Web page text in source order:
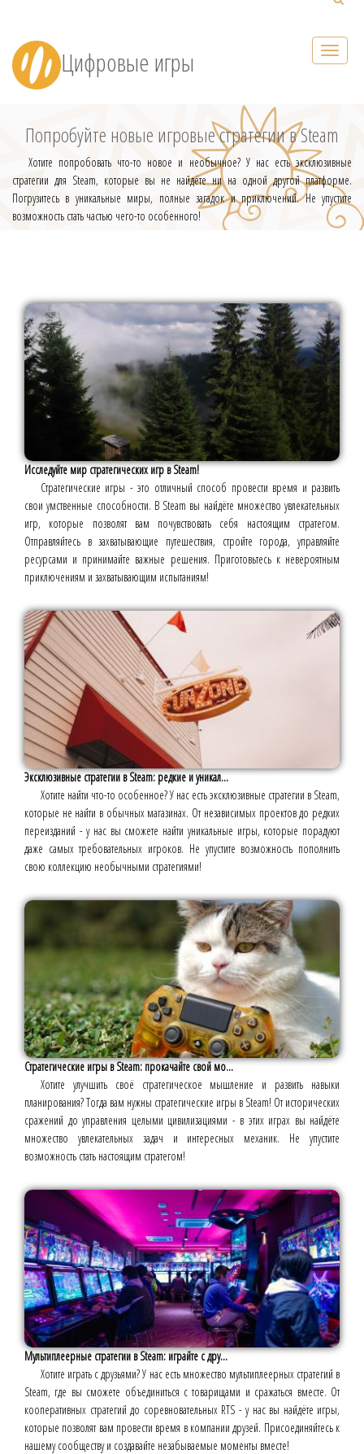
Цифровые игры
Попробуйте новые игровые стратегии в Steam
Хотите попробовать что-то новое и необычное? У нас есть эксклюзивные
стратегии для Steam, которые вы не найдёте ни на одной другой платформе.
Погрузитесь в уникальные миры, полные загадок и приключений. Не упустите
возможность стать частью чего-то особенного!
Исследуйте мир стратегических игр в Steam!
Стратегические игры - это отличный способ провести время и развить
свои умственные способности. В Steam вы найдёте множество увлекательных
игр, которые позволят вам почувствовать себя настоящим стратегом.
Отправляйтесь в захватывающие путешествия, стройте города, управляйте
ресурсами и принимайте важные решения. Приготовьтесь к невероятным
приключениям и захватывающим испытаниям!
Эксклюзивные стратегии в Steam: редкие и уникал...
Хотите найти что-то особенное? У нас есть эксклюзивные стратегии в Steam,
которые не найти в обычных магазинах. От независимых проектов до редких
переизданий - у нас вы сможете найти уникальные игры, которые порадуют
даже самых требовательных игроков. Не упустите возможность пополнить
свою коллекцию необычными стратегиями!
Стратегические игры в Steam: прокачайте свой мо...
Хотите улучшить своё стратегическое мышление и развить навыки
планирования? Тогда вам нужны стратегические игры в Steam! От исторических
сражений до управления целыми цивилизациями - в этих играх вы найдёте
множество увлекательных задач и интересных механик. Не упустите
возможность стать настоящим стратегом!
Мультиплеерные стратегии в Steam: играйте с дру...
Хотите играть с друзьями? У нас есть множество мультиплеерных стратегий в
Steam, где вы сможете объединиться с товарищами и сражаться вместе. От
кооперативных стратегий до соревновательных RTS - у нас вы найдёте игры,
которые позволят вам провести время в компании друзей. Присоединяйтесь к
нашему сообществу и создавайте незабываемые моменты вместе!